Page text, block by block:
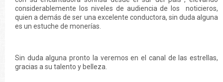
considerablemente los niveles de audiencia de los noticieros,
quien a demás de ser una excelente conductora, sin duda alguna
es un estuche de monerías.
Sin duda alguna pronto la veremos en el canal de las estrellas,
gracias a su talento y belleza.